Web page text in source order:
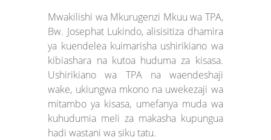
Mwakilishi wa Mkurugenzi Mkuu wa TPA,
Bw. Josephat Lukindo, alisisitiza dhamira
ya kuendelea kuimarisha ushirikiano wa
kibiashara na kutoa huduma za kisasa.
Ushirikiano wa TPA na waendeshaji
wake, ukiungwa mkono na uwekezaji wa
mitambo ya kisasa, umefanya muda wa
kuhudumia meli za makasha kupungua
hadi wastani wa siku tatu.